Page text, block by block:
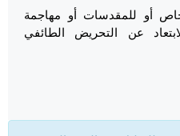
أو للمقدسات أو مهاجمة
عن التحريض الطائفي